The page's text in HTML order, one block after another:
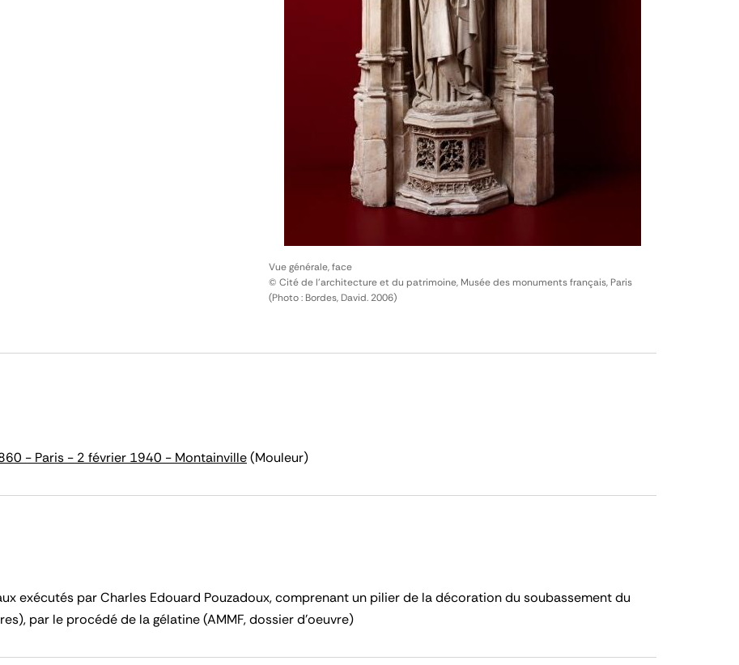
Vue générale, face
© Cité de l'architecture et du patrimoine, Musée des monuments français, Paris
(Photo : Bordes, David. 2006)
- Paris - 2 février 1940 - Montainville(Mouleur)
exécutés par Charles Edouard Pouzadoux, comprenant un pilier de la décoration du soubassement du
par le procédé de la gélatine (AMMF, dossier d'oeuvre)